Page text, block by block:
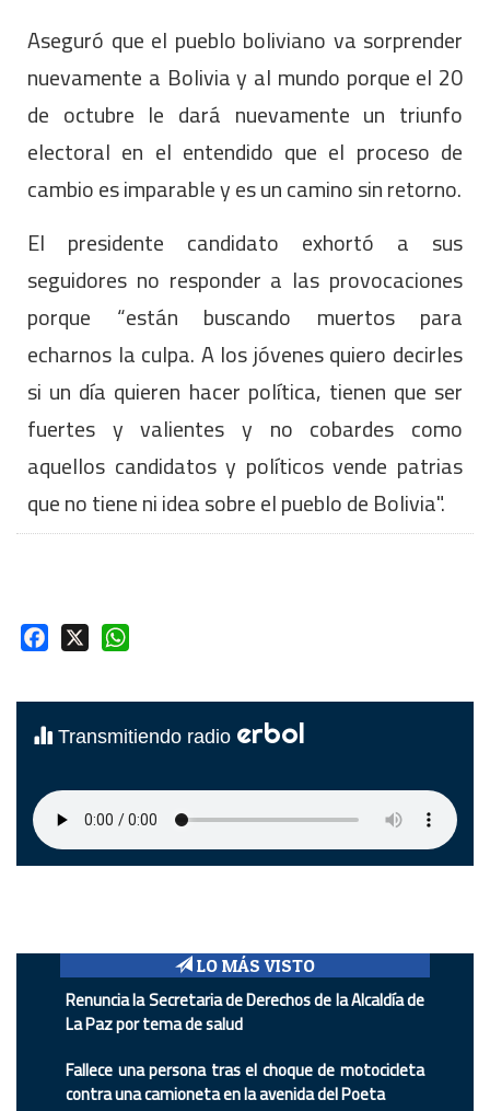
Aseguró que el pueblo boliviano va sorprender
nuevamente a Bolivia y al mundo porque el 20
de octubre le dará nuevamente un triunfo
electoral en el entendido que el proceso de
cambio es imparable y es un camino sin retorno.
El presidente candidato exhortó a sus
seguidores no responder a las provocaciones
porque “están buscando muertos para
echarnos la culpa. A los jóvenes quiero decirles
si un día quieren hacer política, tienen que ser
fuertes y valientes y no cobardes como
aquellos candidatos y políticos vende patrias
que no tiene ni idea sobre el pueblo de Bolivia".
Facebook
Transmitiendo radio erbol
LO MÁS VISTO
Renuncia la Secretaria de Derechos de la Alcaldía de
La Paz por tema de salud
Fallece una persona tras el choque de motocicleta
contra una camioneta en la avenida del Poeta